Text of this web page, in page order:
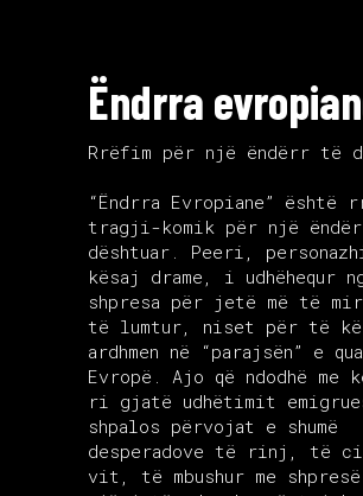
Ëndrra
Rrëfim për një ëndërr të
“Ëndrra Evropiane” është
tragji-komik për një
dështuar. Peeri,
kësaj drame, i udhëhequr
shpresa për jetë më të
të lumtur, niset për të
ardhmen në “parajsën” e
Evropë. Ajo që ndodhë me
ri gjatë udhëtimit
shpalos përvojat e shumë
desperadove të rinj, të
vit, të mbushur me